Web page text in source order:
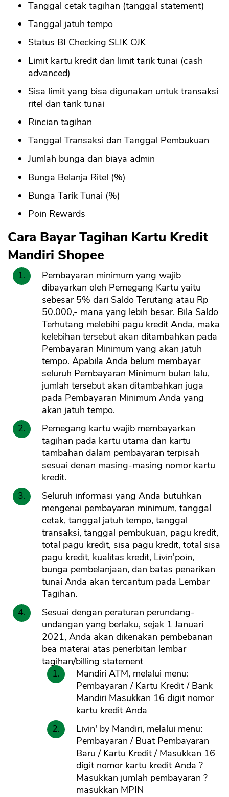
Tanggal cetak tagihan (tanggal statement)
Tanggal jatuh tempo
Status BI Checking SLIK OJK
Limit kartu kredit dan limit tarik tunai (cash
advanced)
Sisa limit yang bisa digunakan untuk transaksi
ritel dan tarik tunai
Rincian tagihan
Tanggal Transaksi dan Tanggal Pembukuan
Jumlah bunga dan biaya admin
Bunga Belanja Ritel (%)
Bunga Tarik Tunai (%)
Poin Rewards
Cara Bayar Tagihan Kartu Kredit
Mandiri Shopee
Pembayaran minimum yang wajib
dibayarkan oleh Pemegang Kartu yaitu
sebesar 5% dari Saldo Terutang atau Rp
50.000,- mana yang lebih besar. Bila Saldo
Terhutang melebihi pagu kredit Anda, maka
kelebihan tersebut akan ditambahkan pada
Pembayaran Minimum yang akan jatuh
tempo. Apabila Anda belum membayar
seluruh Pembayaran Minimum bulan lalu,
jumlah tersebut akan ditambahkan juga
pada Pembayaran Minimum Anda yang
akan jatuh tempo.
Pemegang kartu wajib membayarkan
tagihan pada kartu utama dan kartu
tambahan dalam pembayaran terpisah
sesuai denan masing-masing nomor kartu
kredit.
Seluruh informasi yang Anda butuhkan
mengenai pembayaran minimum, tanggal
cetak, tanggal jatuh tempo, tanggal
transaksi, tanggal pembukuan, pagu kredit,
total pagu kredit, sisa pagu kredit, total sisa
pagu kredit, kualitas kredit, Livin'poin,
bunga pembelanjaan, dan batas penarikan
tunai Anda akan tercantum pada Lembar
Tagihan.
Sesuai dengan peraturan perundang-
undangan yang berlaku, sejak 1 Januari
2021, Anda akan dikenakan pembebanan
bea materai atas penerbitan lembar
tagihan/billing statement
Mandiri ATM, melalui menu:
Pembayaran / Kartu Kredit / Bank
Mandiri Masukkan 16 digit nomor
kartu kredit Anda
Livin' by Mandiri, melalui menu:
Pembayaran / Buat Pembayaran
Baru / Kartu Kredit / Masukkan 16
digit nomor kartu kredit Anda ?
Masukkan jumlah pembayaran ?
masukkan MPIN
OK
CANCEL